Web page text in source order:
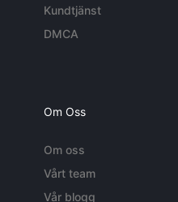
Kundtjänst
DMCA
Om Oss
Om oss
Vårt team
Vår blogg